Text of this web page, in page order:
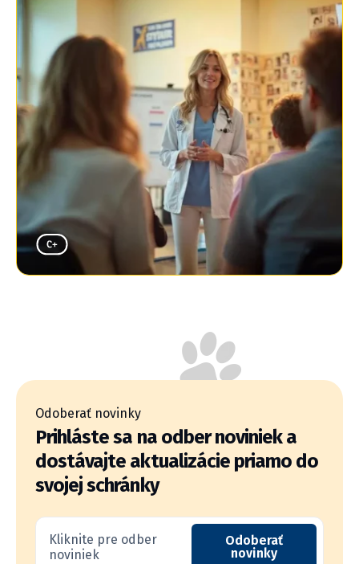
Odoberať novinky
Prihláste sa na odber noviniek a
dostávajte aktualizácie priamo do
svojej schránky
Kliknite pre odber
noviniek
Odoberať
novinky